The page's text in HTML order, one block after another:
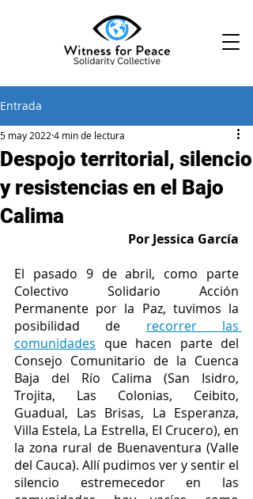
Entrada
Despojo territorial, silencio
y resistencias en el Bajo
Calima
5 may 2022 4 min de lectura
Por Jessica García
El pasado 9 de abril, como parte
Colectivo Solidario Acción
Permanente por la Paz, tuvimos la
posibilidad de recorrer las
comunidades que hacen parte del
Consejo Comunitario de la Cuenca
Baja del Río Calima (San Isidro,
Trojita, Las Colonias, Ceibito,
Guadual, Las Brisas, La Esperanza,
Villa Estela, La Estrella, El Crucero), en
la zona rural de Buenaventura (Valle
del Cauca). Allí pudimos ver y sentir el
silencio estremecedor en las